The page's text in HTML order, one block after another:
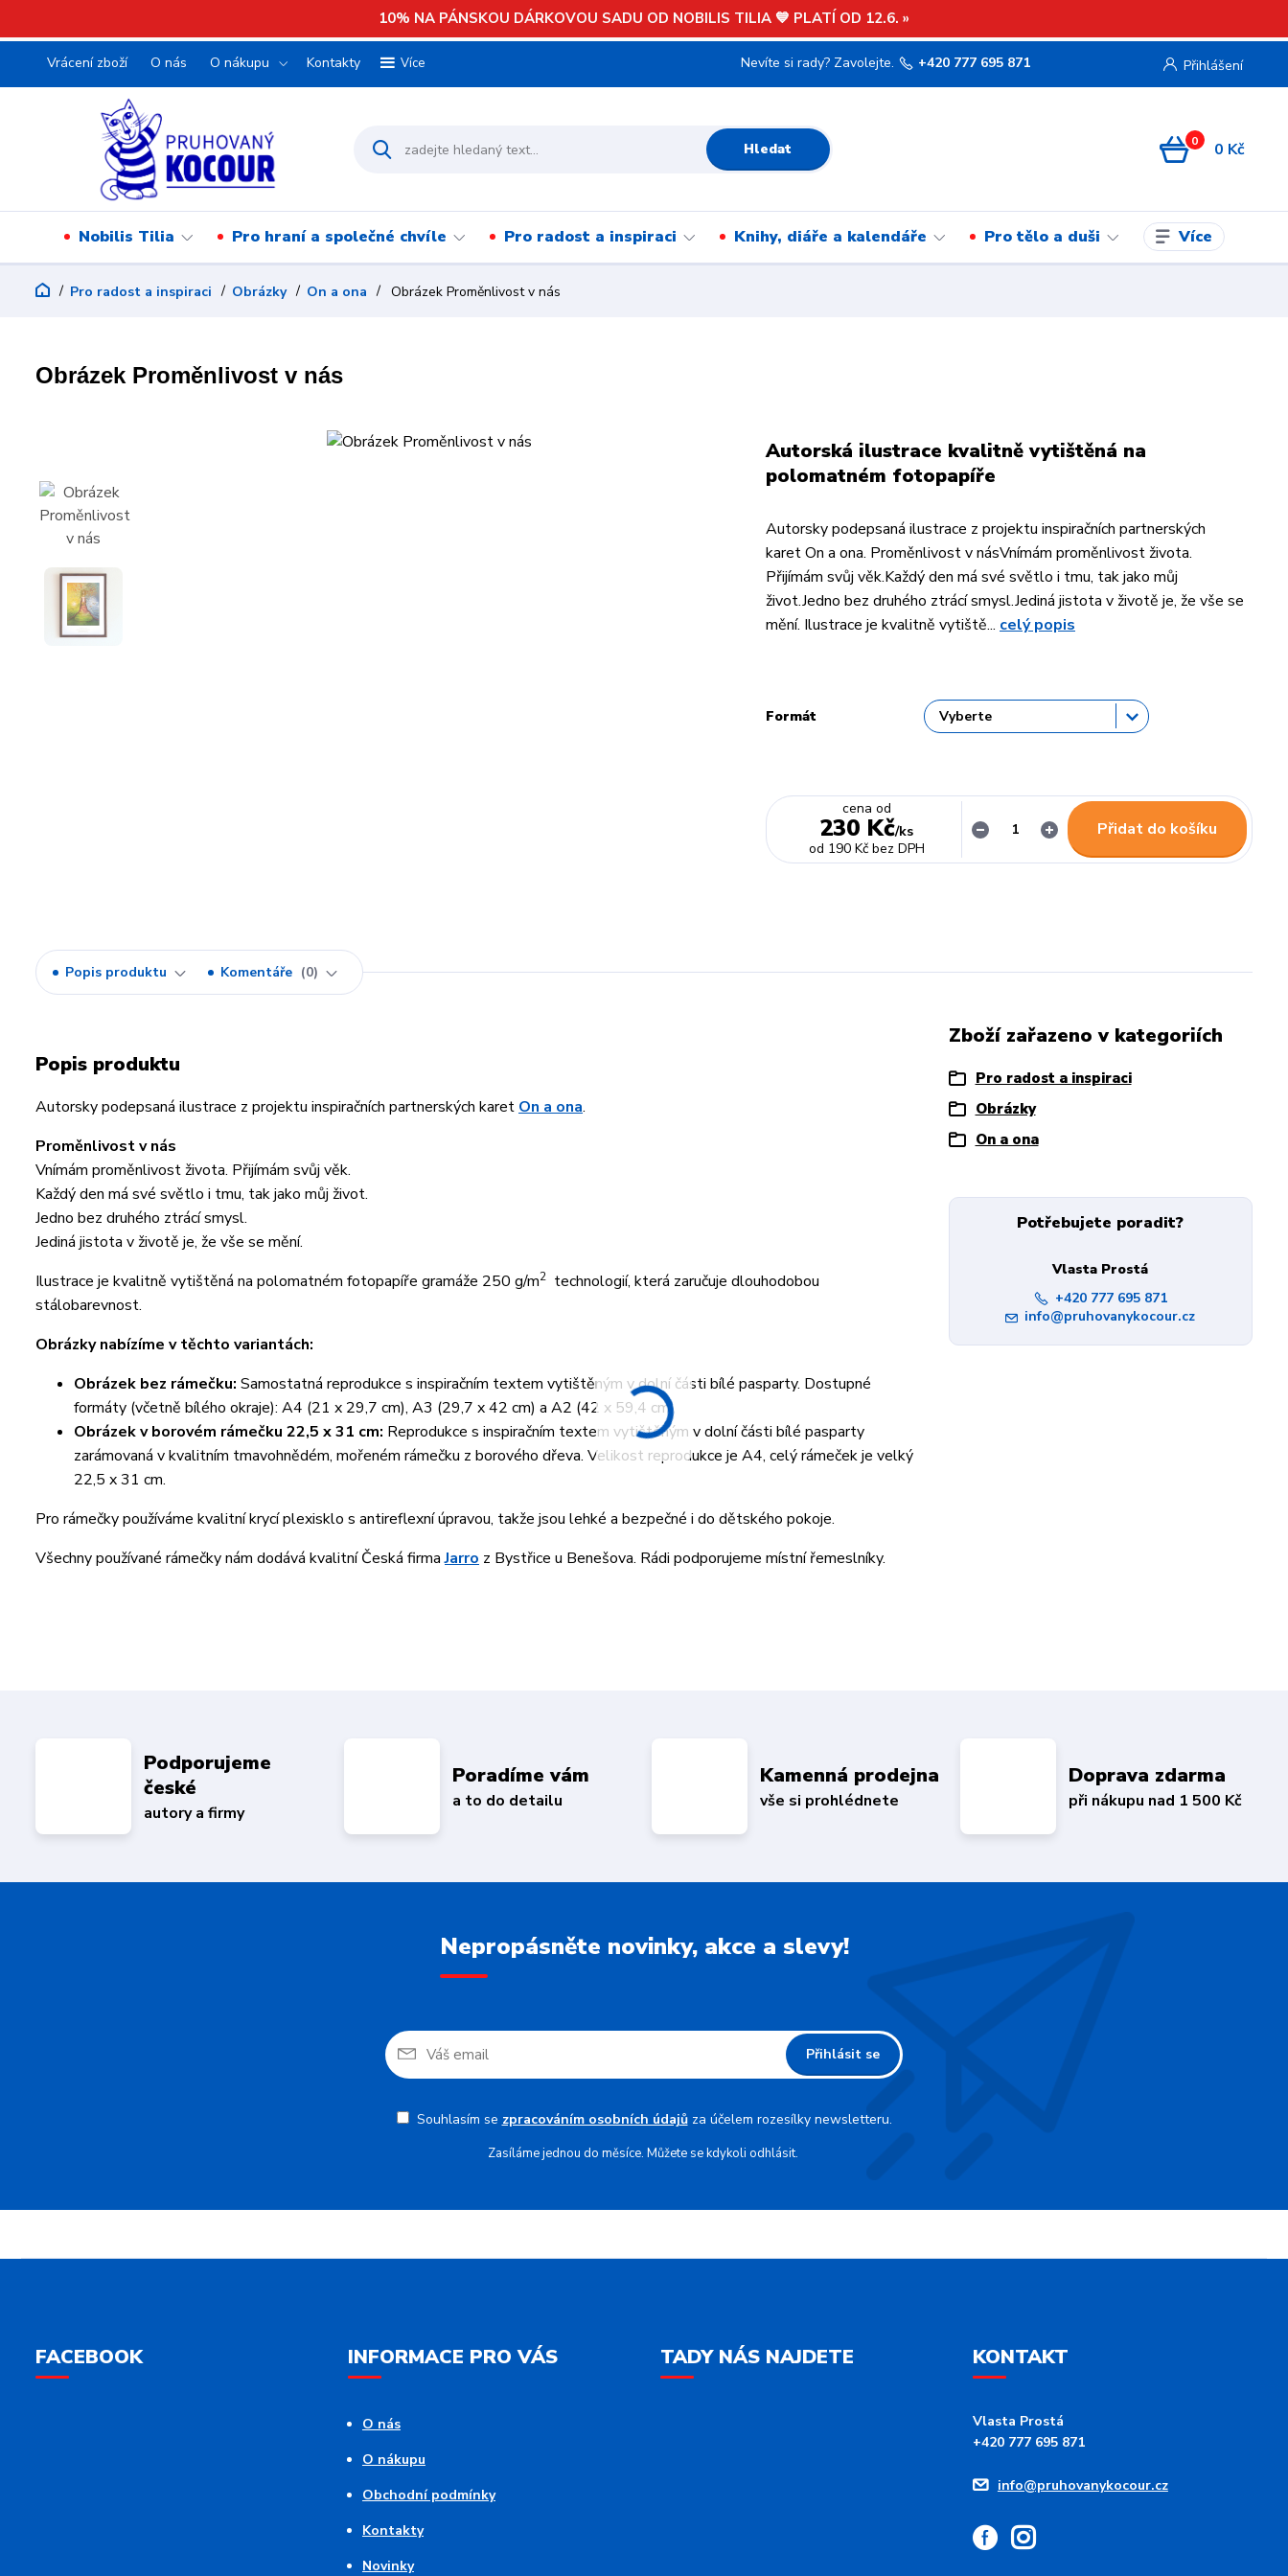
10% NA PÁNSKOU DÁRKOVOU SADU OD NOBILIS TILIA 💙 PLATÍ OD 12.6. »
Vrácení zboží O nás O nákupu Kontakty Více Přihlášení
Hledat
Nevíte si rady? Zavolejte. +420 777 695 871
0 0 Kč
Nobilis Tilia Pro hraní a společné chvíle Pro radost a inspiraci Knihy, diáře a kalendáře Pro tělo a duši Více
Pro radost a inspiraci Obrázky On a ona Obrázek Proměnlivost v nás
Obrázek Proměnlivost v nás
Autorská ilustrace kvalitně vytištěná na
polomatném fotopapíře
Autorsky podepsaná ilustrace z projektu inspiračních partnerských
karet On a ona. Proměnlivost v násVnímám proměnlivost života.
Přijímám svůj věk.Každý den má své světlo i tmu, tak jako můj
život.Jedno bez druhého ztrácí smysl.Jediná jistota v životě je, že vše se
mění. Ilustrace je kvalitně vytiště... celý popis
Formát
cena od
230 Kč/ks
od 190 Kč bez DPH
Přidat do košíku
Popis produktu Komentáře 0
Popis produktu
Autorsky podepsaná ilustrace z projektu inspiračních partnerských karet On a ona.
Proměnlivost v nás
Vnímám proměnlivost života. Přijímám svůj věk.
Každý den má své světlo i tmu, tak jako můj život.
Jedno bez druhého ztrácí smysl.
Jediná jistota v životě je, že vše se mění.
Ilustrace je kvalitně vytištěná na polomatném fotopapíře gramáže 250 g/m2 technologií, která zaručuje dlouhodobou
stálobarevnost.
Obrázky nabízíme v těchto variantách:
Obrázek bez rámečku: Samostatná reprodukce s inspiračním textem vytištěným v dolní části bílé pasparty. Dostupné
formáty (včetně bílého okraje): A4 (21 x 29,7 cm), A3 (29,7 x 42 cm) a A2 (42 x 59,4 cm)
Obrázek v borovém rámečku 22,5 x 31 cm: Reprodukce s inspiračním textem vytištěným v dolní části bílé pasparty
zarámovaná v kvalitním tmavohnědém, mořeném rámečku z borového dřeva. Velikost reprodukce je A4, celý rámeček je velký
22,5 x 31 cm.
Pro rámečky používáme kvalitní krycí plexisklo s antireflexní úpravou, takže jsou lehké a bezpečné i do dětského pokoje.
Všechny používané rámečky nám dodává kvalitní Česká firmaJarro z Bystřice u Benešova. Rádi podporujeme místní řemeslníky.
Zboží zařazeno v kategoriích
Pro radost a inspiraci
Obrázky
On a ona
Potřebujete poradit?
Vlasta Prostá
+420 777 695 871
info@pruhovanykocour.cz
Podporujeme
české
autory a firmy
Poradíme vám
a to do detailu
Kamenná prodejna
vše si prohlédnete
Doprava zdarma
při nákupu nad 1 500 Kč
Nepropásněte novinky, akce a slevy!
Přihlásit se
Souhlasím se zpracováním osobních údajůza účelem rozesílky newsletteru.
Zasíláme jednou do měsíce. Můžete se kdykoli odhlásit.
FACEBOOK INFORMACE PRO VÁS
O nás
O nákupu
Obchodní podmínky
Kontakty
Novinky
TADY NÁS NAJDETE KONTAKT
Vlasta Prostá
+420 777 695 871
info@pruhovanykocour.cz